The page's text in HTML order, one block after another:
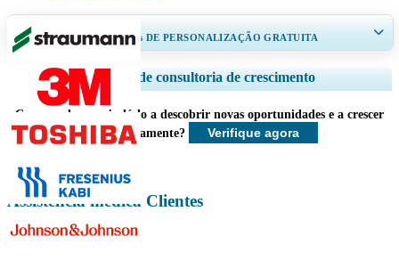
RECEBA DE 30 A 60horas DE PERSONALIZAÇÃO GRATUITA
Ampliar a cobertura regional e por país, Análise de segmentos, Perfis de
empresas, Benchmarking competitivo, e insights sobre o usuário final.
Personalizar agora
Serviços de consultoria de crescimento
Como podemos ajudá-lo a descobrir novas oportunidades e a crescer
mais rapidamente?
Verifique agora
Assistência médica Clientes